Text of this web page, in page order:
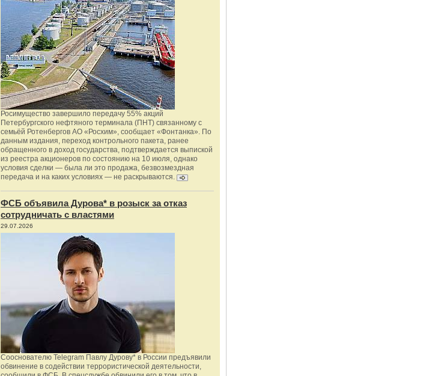
Росимущество завершило передачу 55% акций
Петербургского нефтяного терминала (ПНТ) связанному с
семьёй Ротенбергов АО «Росхим», сообщает «Фонтанка». По
данным издания, переход контрольного пакета, ранее
обращенного в доход государства, подтверждается выпиской
из реестра акционеров по состоянию на 10 июля, однако
условия сделки — была ли это продажа, безвозмездная
передача и на каких условиях — не раскрываются.
ФСБ объявила Дурова* в розыск за отказ
сотрудничать с властями
29.07.2026
Сооснователю Telegram Павлу Дурову* в России предъявили
обвинение в содействии террористической деятельности,